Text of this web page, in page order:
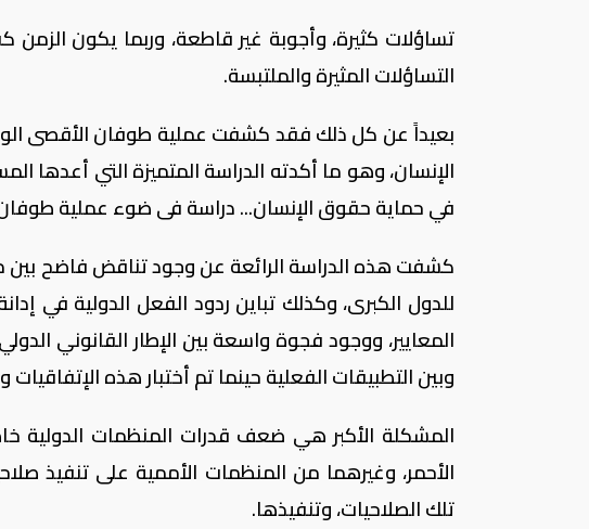
تساؤلات كثيرة، وأجوبة غير قاطعة، وربما يكون الزمن
التساؤلات المثيرة والملتبسة.
بعيداً عن كل ذلك فقد كشفت عملية طوفان الأقصى
الإنسان، وهو ما أكدته الدراسة المتميزة التي أعدها
في حماية حقوق الإنسان... دراسة فى ضوء عملية
كشفت هذه الدراسة الرائعة عن وجود تناقض فاضح بين
للدول الكبرى، وكذلك تباين ردود الفعل الدولية في
المعايير، ووجود فجوة واسعة بين الإطار القانوني
وبين التطبيقات الفعلية حينما تم أختبار هذه
المشكلة الأكبر هي ضعف قدرات المنظمات الدولية
الأحمر، وغيرهما من المنظمات الأممية على تنفيذ
تلك الصلاحيات، وتنفيذها.